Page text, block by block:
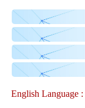
English Language :